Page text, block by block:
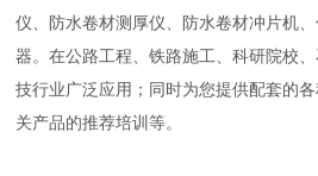
仪、防水卷材测厚仪、防水卷材冲片机
器。在公路工程、铁路施工、科研院校
技行业广泛应用；同时为您提供配套的
关产品的推荐培训等。